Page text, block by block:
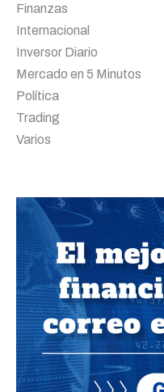
Finanzas
Internacional
Inversor Diario
Mercado en 5 Minutos
Política
Trading
Varios